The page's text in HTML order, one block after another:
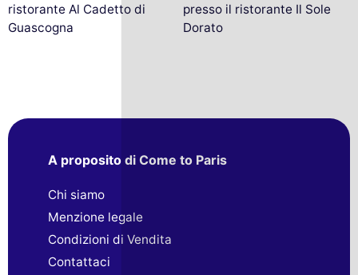
ristorante Al Cadetto di
Guascogna
presso il ristorante Il Sole
Dorato
A proposito di Come to Paris
Chi siamo
Menzione legale
Condizioni di Vendita
Contattaci